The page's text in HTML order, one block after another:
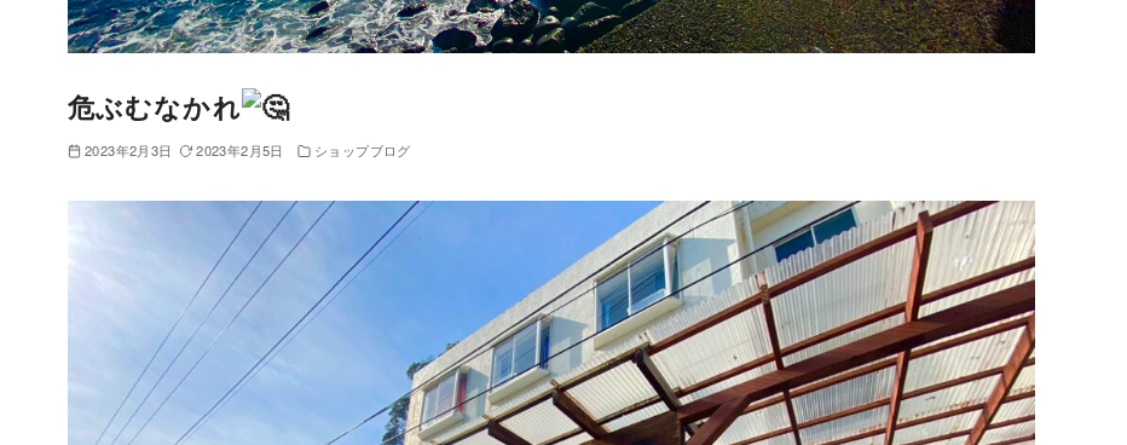
危ぶむなかれ
2023年2月3日 2023年2月5日 ショップブログ